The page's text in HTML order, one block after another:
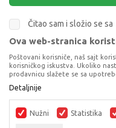
Čitao sam i složio se sa
Terms of Service
apply.
Ova web-stranica
Poštovani korisniče, naš sajt
korisničkog iskustva. Ukoliko
prodavnicu slažete se sa
Detaljnije
Nužni Statistika